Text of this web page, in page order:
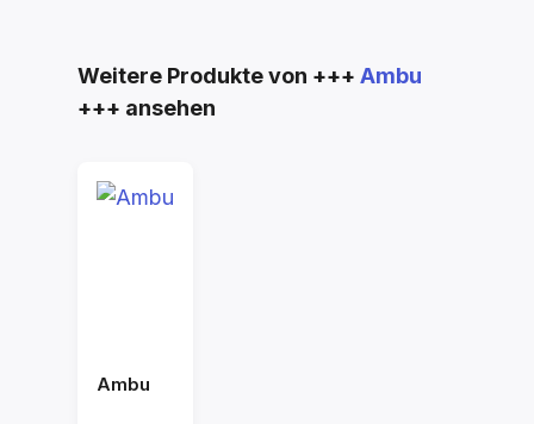
Produktgalerie überspringen
Weitere Produkte von +++ Ambu
+++ ansehen
Ambu